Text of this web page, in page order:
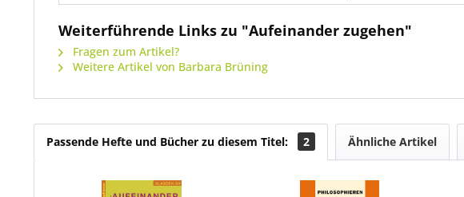
Weiterführende Links zu "Aufeinander zugehen"
Fragen zum Artikel?
Weitere Artikel von Barbara Brüning
Passende Hefte und Bücher zu diesem Titel: 2 Ähnliche Artikel